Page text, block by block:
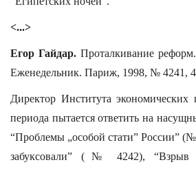
<...>
Егор Гайдар. Проталкивание
Еженедельник. Париж, 1998, № 4241,
Директор Института экономических
периода пытается ответить на
“Проблемы „особой стати” России”
забуксовали” (№ 4242), “Взрыв